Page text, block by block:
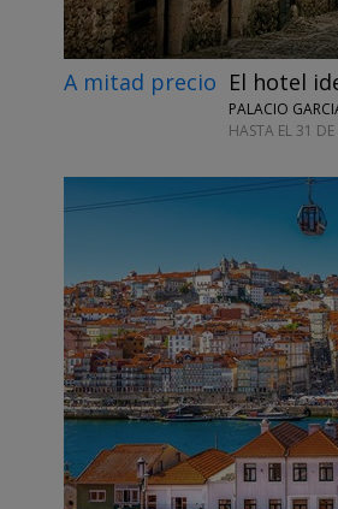
A mitad precio El hotel
PALACIO
HASTA EL 31
←